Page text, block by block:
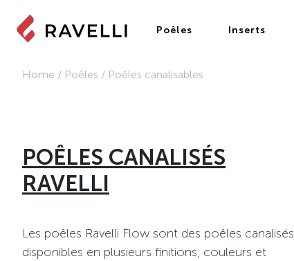
Poêles Inserts
Home / Poêles / Poêles canalisables
POÊLES CANALISÉS
RAVELLI
Les poêles Ravelli Flow sont des poêles canalisés
disponibles en plusieurs finitions, couleurs et